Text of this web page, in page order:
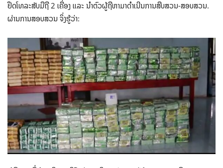
ຢຶດໂທລະສັບມືຖື 2 ເຄື່ອງ ແລະ ນຳຕົວຜູ້ຖືຫາມາດຳເນີນການສືບສວນ-ສອບສວນ.
ຜ່ານການສອບສວນ ຈິ່ງຮູ້ວ່າ: